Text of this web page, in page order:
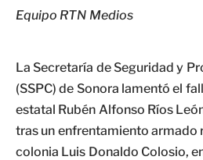
Equipo RTN Medios
La Secretaría de Seguridad y
(SSPC) de Sonora lamentó el
estatal Rubén Alfonso Ríos
tras un enfrentamiento armado
colonia Luis Donaldo Colosio,